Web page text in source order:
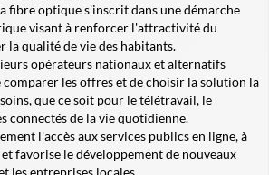
fibre optique s'inscrit dans une démarche
visant à renforcer l'attractivité du
qualité de vie des habitants.
opérateurs nationaux et alternatifs
comparer les offres et de choisir la solution la
que ce soit pour le télétravail, le
connectés de la vie quotidienne.
l'accès aux services publics en ligne, à
favorise le développement de nouveaux
les entreprises locales.